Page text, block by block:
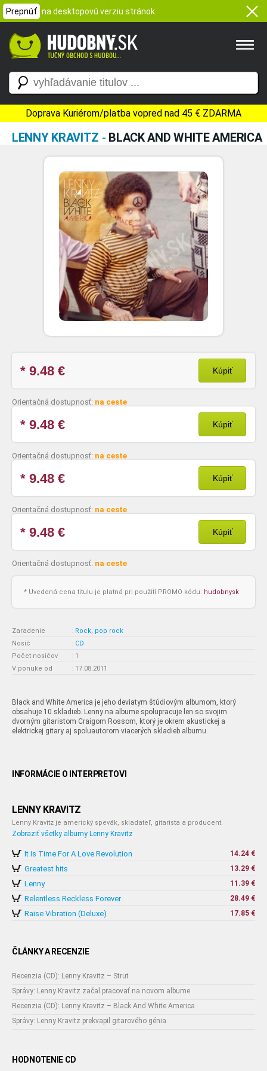
Prepnúť na desktopovú verziu stránok
Doprava Kuriérom/platba vopred nad 45 € ZDARMA
LENNY KRAVITZ - BLACK AND WHITE AMERICA
* 9.48 € Kúpiť
Orientačná dostupnosť: na ceste
* 9.48 € Kúpiť
Orientačná dostupnosť: na ceste
* 9.48 € Kúpiť
Orientačná dostupnosť: na ceste
* 9.48 € Kúpiť
Orientačná dostupnosť: na ceste
* Uvedená cena titulu je platná pri použití PROMO kódu: hudobnysk
Zaradenie : Rock, pop rock
Nosič
: CD
Počet nosičov
: 1
V ponuke od
: 17.08.2011
Black and White America je jeho deviatym štúdiovým albumom, ktorý
obsahuje 10 skladieb. Lenny na albume spolupracuje len so svojim
dvorným gitaristom Craigom Rossom, ktorý je okrem akustickej a
elektrickej gitary aj spoluautorom viacerých skladieb albumu.
INFORMÁCIE O INTERPRETOVI
LENNY KRAVITZ
Lenny Kravitz je americký spevák, skladateľ, gitarista a producent.
Zobraziť všetky albumy Lenny Kravitz
It Is Time For A Love Revolution 14.24 €
Greatest hits 13.29 €
Lenny 11.39 €
Relentless Reckless Forever 28.49 €
Raise Vibration (Deluxe) 17.85 €
ČLÁNKY A RECENZIE
Recenzia (CD): Lenny Kravitz – Strut
Správy: Lenny Kravitz začal pracovať na novom albume
Recenzia (CD): Lenny Kravitz – Black And White America
Správy: Lenny Kravitz prekvapil gitarového génia
HODNOTENIE CD